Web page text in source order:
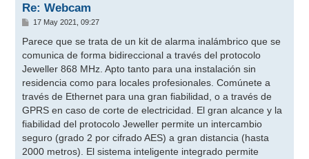
Re: Webcam
M
n
a
j
e
17 May 2021, 09:27
Parece que se trata de un kit de alarma inalámbrico que se
comunica de forma bidireccional a través del protocolo
Jeweller 868 MHz. Apto tanto para una instalación sin
residencia como para locales profesionales. Comúnete a
través de Ethernet para una gran fiabilidad, o a través de
GPRS en caso de corte de electricidad. El gran alcance y la
fiabilidad del protocolo Jeweller permite un intercambio
seguro (grado 2 por cifrado AES) a gran distancia (hasta
2000 metros). El sistema inteligente integrado permite